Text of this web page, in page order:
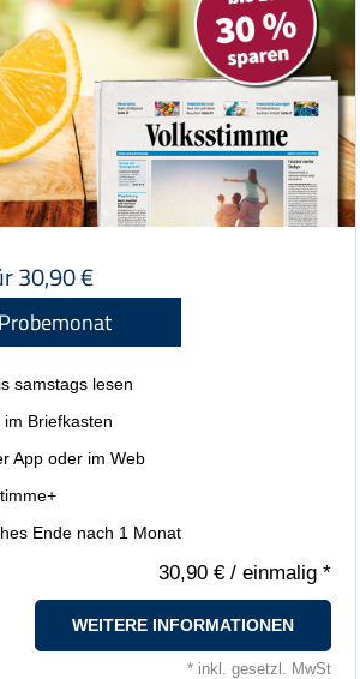
oder im Web
Ende nach 1 Monat
30,90 €
samstags lesen
Briefkasten
App oder im Web
Ende nach 1 Monat
30,90 €/ einmalig *
WEITERE INFORMATIONEN
* inkl. gesetzl. MwSt